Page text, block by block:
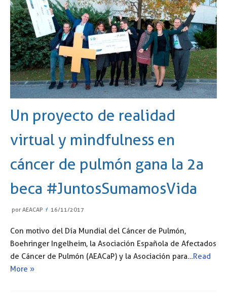
Un proyecto de realidad
virtual y mindfulness en
cáncer de pulmón gana la 2a
beca #JuntosSumamosVida
por AEACAP 16/11/2017
Con motivo del Día Mundial del Cáncer de Pulmón,
Boehringer Ingelheim, la Asociación Española de Afectados
de Cáncer de Pulmón (AEACaP) y la Asociación para…Read
More »